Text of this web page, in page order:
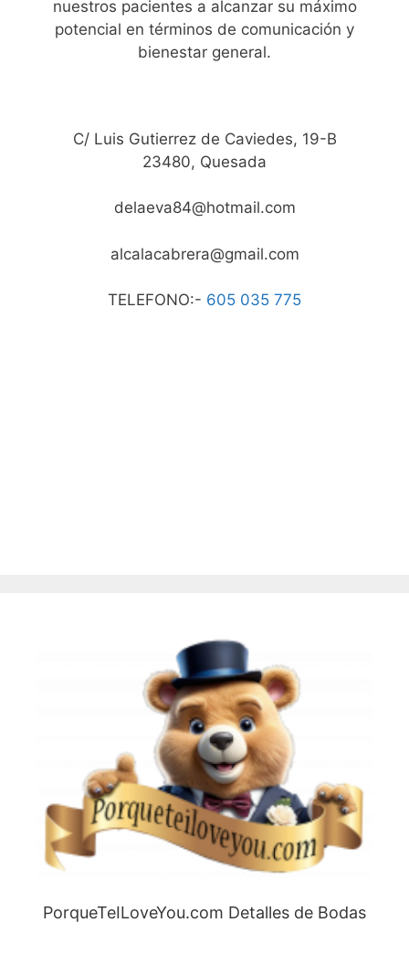
nuestros pacientes a alcanzar su máximo
potencial en términos de comunicación y
bienestar general.
C/ Luis Gutierrez de Caviedes, 19-B
23480, Quesada
delaeva84@hotmail.com
alcalacabrera@gmail.com
TELEFONO:- 605 035 775
PorqueTeILoveYou.com Detalles de Bodas